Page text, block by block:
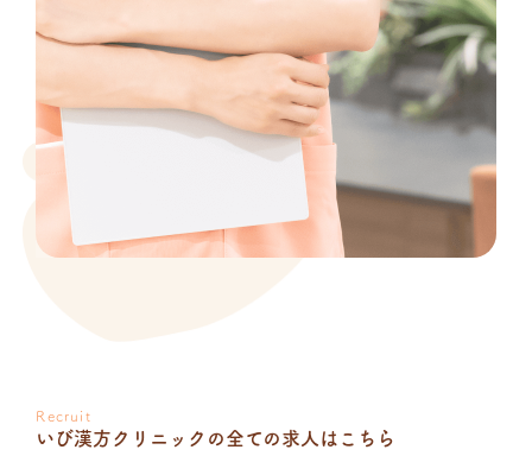
Recruit
いび漢方クリニックの全ての求人はこちら